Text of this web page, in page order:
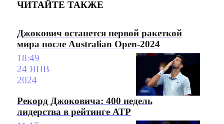
ЧИТАЙТЕ ТАКЖЕ
Джокович останется первой ракеткой
мира после Australian Open-2024
18:49
24 ЯНВ
2024
Рекорд Джоковича: 400 недель
лидерства в рейтинге АТР